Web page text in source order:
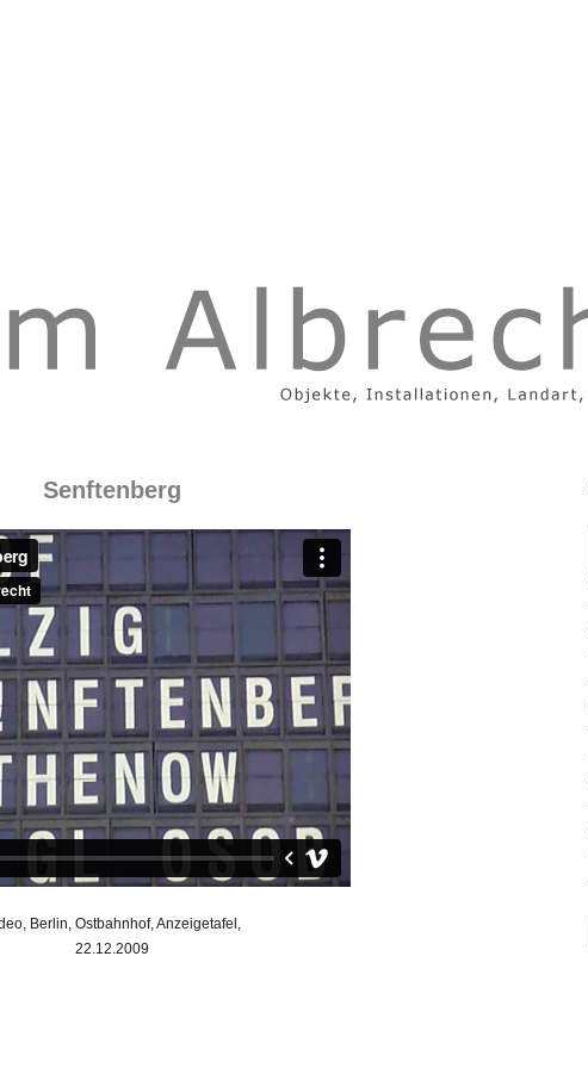
Senftenberg
Berlin, Ostbahnhof, Anzeigetafel,
22.12.2009